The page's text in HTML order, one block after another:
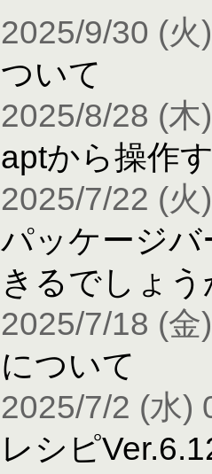
2025/9/30 (火
ついて
2025/8/28 (木
aptから操作
2025/7/22 (火
パッケージ
きるでしょう
2025/7/18 (金
について
2025/7/2 (水)
レシピ